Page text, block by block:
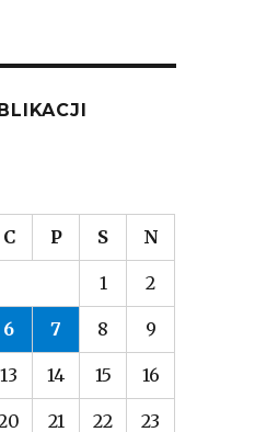
C P S N
1 2
6 7 8 9
13 14 15 16
21 22 23